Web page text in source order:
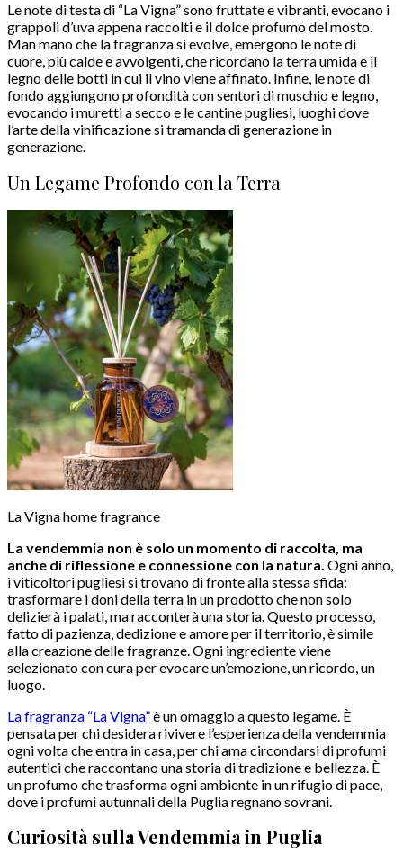
Le note di testa di “La Vigna” sono fruttate e vibranti, evocano i
grappoli d’uva appena raccolti e il dolce profumo del mosto.
Man mano che la fragranza si evolve, emergono le note di
cuore, più calde e avvolgenti, che ricordano la terra umida e il
legno delle botti in cui il vino viene affinato. Infine, le note di
fondo aggiungono profondità con sentori di muschio e legno,
evocando i muretti a secco e le cantine pugliesi, luoghi dove
l’arte della vinificazione si tramanda di generazione in
generazione.
Un Legame Profondo con la Terra
La Vigna home fragrance
La vendemmia non è solo un momento di raccolta, ma
anche di riflessione e connessione con la natura. Ogni anno,
i viticoltori pugliesi si trovano di fronte alla stessa sfida:
trasformare i doni della terra in un prodotto che non solo
delizierà i palati, ma racconterà una storia. Questo processo,
fatto di pazienza, dedizione e amore per il territorio, è simile
alla creazione delle fragranze. Ogni ingrediente viene
selezionato con cura per evocare un’emozione, un ricordo, un
luogo.
La fragranza “La Vigna”è un omaggio a questo legame. È
pensata per chi desidera rivivere l’esperienza della vendemmia
ogni volta che entra in casa, per chi ama circondarsi di profumi
autentici che raccontano una storia di tradizione e bellezza. È
un profumo che trasforma ogni ambiente in un rifugio di pace,
dove i profumi autunnali della Puglia regnano sovrani.
Curiosità sulla Vendemmia in Puglia